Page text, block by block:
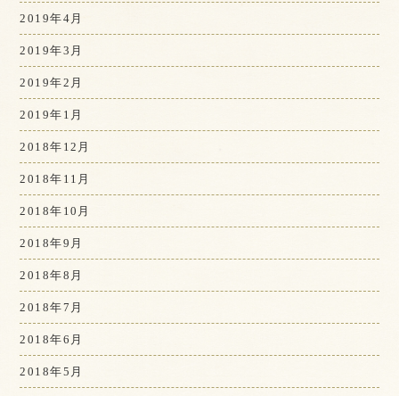
2019年4月
2019年3月
2019年2月
2019年1月
2018年12月
2018年11月
2018年10月
2018年9月
2018年8月
2018年7月
2018年6月
2018年5月